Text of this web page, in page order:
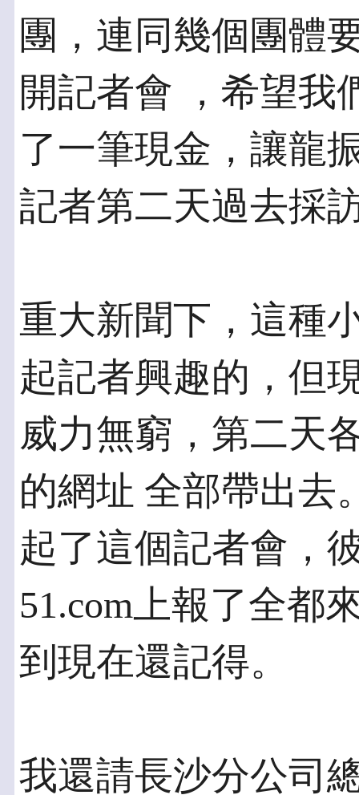
團，連同幾個團體
開記者會 ，希望我
了一筆現金，讓龍
記者第二天過去採
重大新聞下，這種
起記者興趣的，但
威力無窮，第二天
的網址 全部帶出去
起了這個記者會，
51.com上報了全都
到現在還記得。
我還請長沙分公司